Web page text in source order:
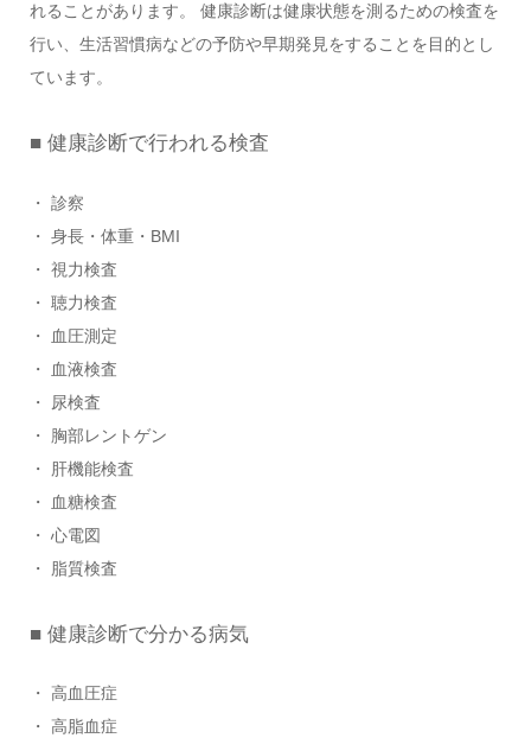
れることがあります。 健康診断は健康状態を測るための検査を
行い、生活習慣病などの予防や早期発見をすることを目的とし
ています。
■ 健康診断で行われる検査
・ 診察
・ 身長・体重・BMI
・ 視力検査
・ 聴力検査
・ 血圧測定
・ 血液検査
・ 尿検査
・ 胸部レントゲン
・ 肝機能検査
・ 血糖検査
・ 心電図
・ 脂質検査
■ 健康診断で分かる病気
・ 高血圧症
・ 高脂血症